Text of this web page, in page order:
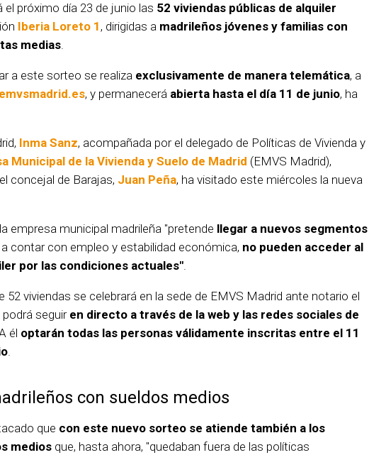
próximo día 23 de junio las 52 viviendas públicas de alquiler
Iberia Loreto 1 , dirigidas a madrileños jóvenes y familias con
medias.
a este sorteo se realiza exclusivamente de manera telemática, a
emvsmadrid.es, y permanecerá abierta hasta el día 11 de junio, ha
Inma Sanz, acompañada por el delegado de Políticas de Vivienda y
Municipal de la Vivienda y Suelo de Madrid (EMVS Madrid),
concejal de Barajas, Juan Peña, ha visitado este miércoles la nueva
empresa municipal madrileña "pretende llegar a nuevos segmentos
a contar con empleo y estabilidad económica, no pueden acceder al
por las condiciones actuales".
52 viviendas se celebrará en la sede de EMVS Madrid ante notario el
seguir en directo a través de la web y las redes sociales de
él optarán todas las personas válidamente inscritas entre el 11
.
con sueldos medios
que con este nuevo sorteo se atiende también a los
medios que, hasta ahora, "quedaban fuera de las políticas